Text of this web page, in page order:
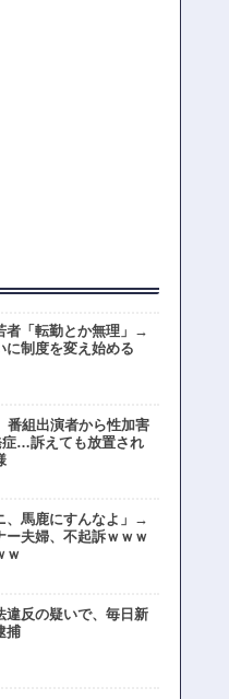
者「転勤とか無理」→
に制度を変え始める
番組出演者から性加害
…訴えても放置され
、馬鹿にすんなよ」→
ー夫婦、不起訴ｗｗｗ
ｗ
違反の疑いで、毎日新
捕